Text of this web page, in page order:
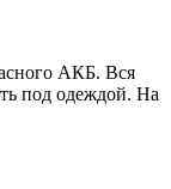
АКБ. Вся
под одеждой. На